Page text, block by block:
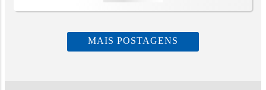
MAIS POSTAGENS